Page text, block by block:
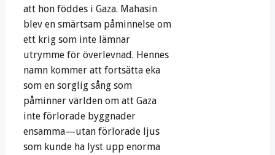
att hon föddes i Gaza. Mahasin
blev en smärtsam påminnelse om
ett krig som inte lämnar
utrymme för överlevnad. Hennes
namn kommer att fortsätta eka
som en sorglig sång som
påminner världen om att Gaza
inte förlorade byggnader
ensamma—utan förlorade ljus
som kunde ha lyst upp enorma